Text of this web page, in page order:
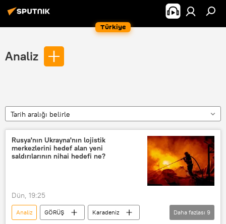
Türkiye
Analiz
Tarih aralığı belirle
Rusya'nın Ukrayna'nın lojistik
merkezlerini hedef alan yeni
saldırılarının nihai hedefi ne?
Dün, 19:25
Analiz GÖRÜŞ
Karadeniz
Daha fazlası 9